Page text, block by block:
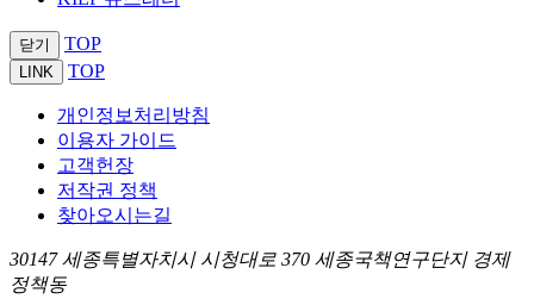
닫기 TOP
LINK TOP
개인정보처리방침
이용자 가이드
고객헌장
저작권 정책
찾아오시는길
30147 세종특별자치시 시청대로 370 세종국책연구단지 경제
정책동